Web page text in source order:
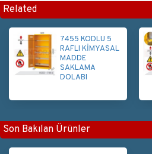
Related
7455 KODLU 5
RAFLI KİMYASAL
MADDE
SAKLAMA
DOLABI
Son Bakılan Ürünler